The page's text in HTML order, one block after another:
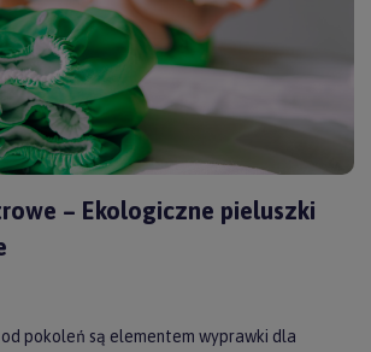
– Ekologiczne pieluszki
pokoleń są elementem wyprawki dla